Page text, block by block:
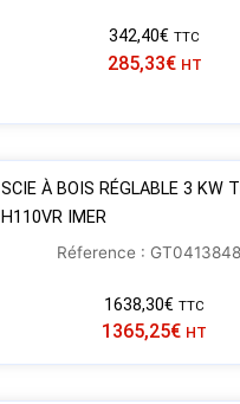
342,40€ TTC
285,33€ HT
SCIE À BOIS RÉGLABLE 3 KW
H110VR IMER
Réference :
1638,30€ TTC
1365,25€ HT